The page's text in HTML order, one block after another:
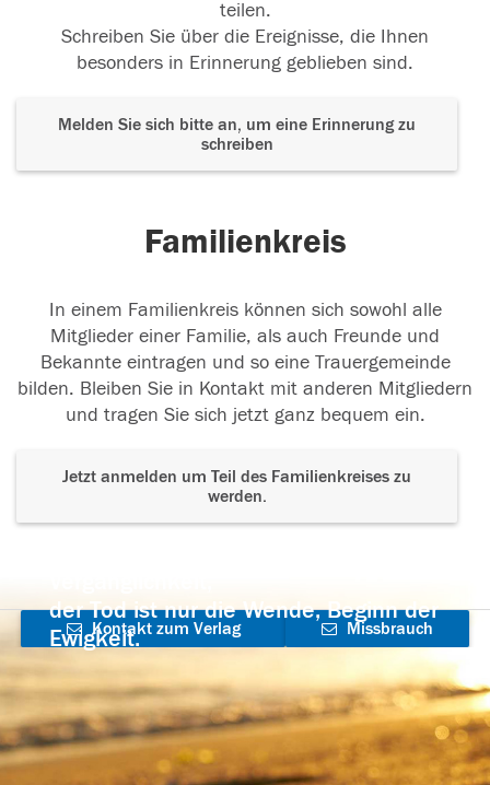
teilen.
Schreiben Sie über die Ereignisse, die Ihnen
besonders in Erinnerung geblieben sind.
Melden Sie sich bitte an, um eine Erinnerung zu
schreiben
Familienkreis
In einem Familienkreis können sich sowohl alle
Mitglieder einer Familie, als auch Freunde und
Bekannte eintragen und so eine Trauergemeinde
bilden. Bleiben Sie in Kontakt mit anderen Mitgliedern
und tragen Sie sich jetzt ganz bequem ein.
Jetzt anmelden um Teil des Familienkreises zu
werden.
der Tod ist nur die Wende, Beginn der
Ewigkeit.
Kontakt zum Verlag
aufnehmen
Missbrauch